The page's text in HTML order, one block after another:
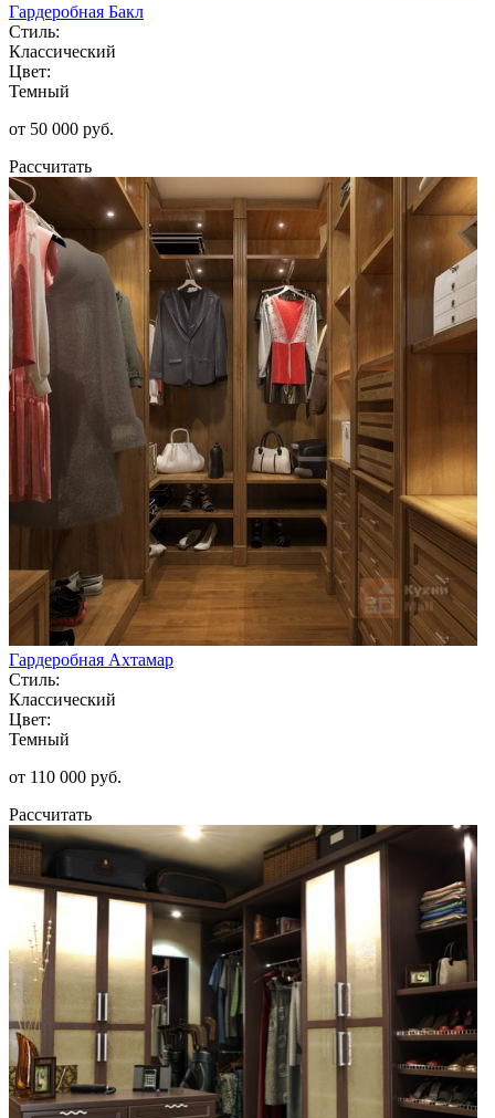
Гардеробная Бакл
Стиль:
Классический
Цвет:
Темный
от 50 000 руб.
Рассчитать
Гардеробная Ахтамар
Стиль:
Классический
Цвет:
Темный
от 110 000 руб.
Рассчитать